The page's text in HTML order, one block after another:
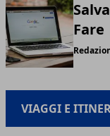
Fare
VIAGGI E